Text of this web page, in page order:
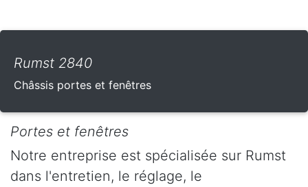
Rumst 2840
Châssis portes et fenêtres
Portes et fenêtres
Notre entreprise est spécialisée sur Rumst
dans l'entretien, le réglage, le